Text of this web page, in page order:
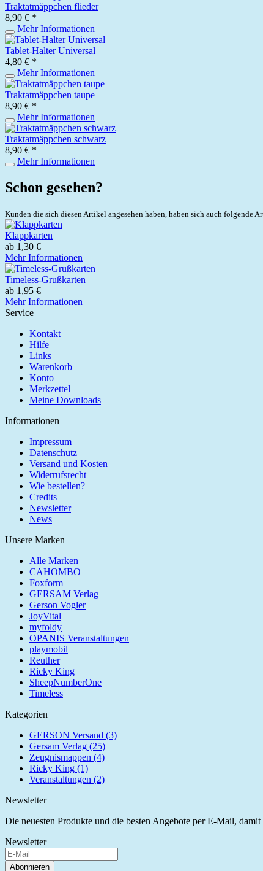
Traktatmäppchen flieder
8,90 € *
Mehr Informationen
Tablet-Halter Universal
4,80 € *
Mehr Informationen
Traktatmäppchen taupe
8,90 € *
Mehr Informationen
Traktatmäppchen schwarz
8,90 € *
Mehr Informationen
Schon gesehen?
Kunden die sich diesen Artikel angesehen haben, haben sich auch folgende
Klappkarten
ab 1,30 €
Mehr Informationen
Timeless-Grußkarten
ab 1,95 €
Mehr Informationen
Service
Kontakt
Hilfe
Links
Warenkorb
Konto
Merkzettel
Meine Downloads
Informationen
Impressum
Datenschutz
Versand und Kosten
Widerrufsrecht
Wie bestellen?
Credits
Newsletter
News
Unsere Marken
Alle Marken
CAHOMBO
Foxform
GERSAM Verlag
Gerson Vogler
JoyVital
myfoldy
OPANIS Veranstaltungen
playmobil
Reuther
Ricky King
SheepNumberOne
Timeless
Kategorien
GERSON Versand (3)
Gersam Verlag (25)
Zeugnismappen (4)
Ricky King (1)
Veranstaltungen (2)
Newsletter
Die neuesten Produkte und die besten Angebote per E-Mail,
Newsletter
Abonnieren